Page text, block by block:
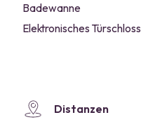
Badewanne
Elektronisches Türschloss
Distanzen